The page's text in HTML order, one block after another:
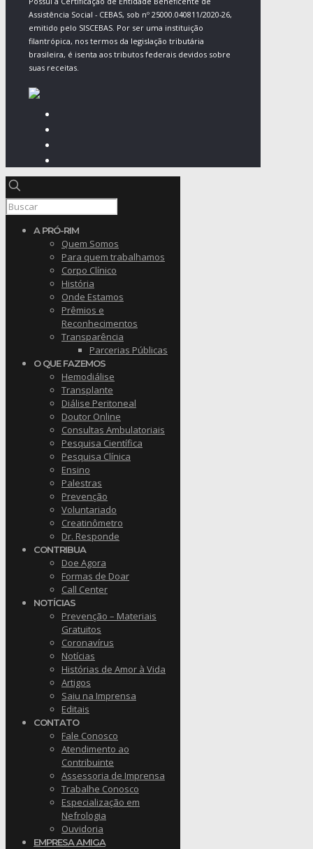
Assistência Social - CEBAS, sob nº 25000.040811/2020-26,
emitido pelo SISCEBAS. Por ser uma instituição
filantrópica, nos termos da legislação tributária
brasileira, é isenta aos tributos federais devidos sobre
suas receitas.
A PRÓ-RIM
Quem Somos
Para quem trabalhamos
Corpo Clínico
História
Onde Estamos
Prêmios e
Reconhecimentos
Transparência
Parcerias Públicas
O QUE FAZEMOS
Hemodiálise
Transplante
Diálise Peritoneal
Doutor Online
Consultas Ambulatoriais
Pesquisa Científica
Pesquisa Clínica
Ensino
Palestras
Prevenção
Voluntariado
Creatinômetro
Dr. Responde
CONTRIBUA
Doe Agora
Formas de Doar
Call Center
NOTÍCIAS
Prevenção – Materiais
Gratuitos
Coronavírus
Notícias
Histórias de Amor à Vida
Artigos
Saiu na Imprensa
Editais
CONTATO
Fale Conosco
Atendimento ao
Contribuinte
Assessoria de Imprensa
Trabalhe Conosco
Especialização em
Nefrologia
Ouvidoria
EMPRESA AMIGA